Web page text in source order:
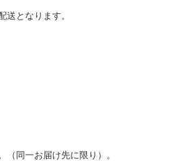
送となります。
（同一お届け先に限り）。